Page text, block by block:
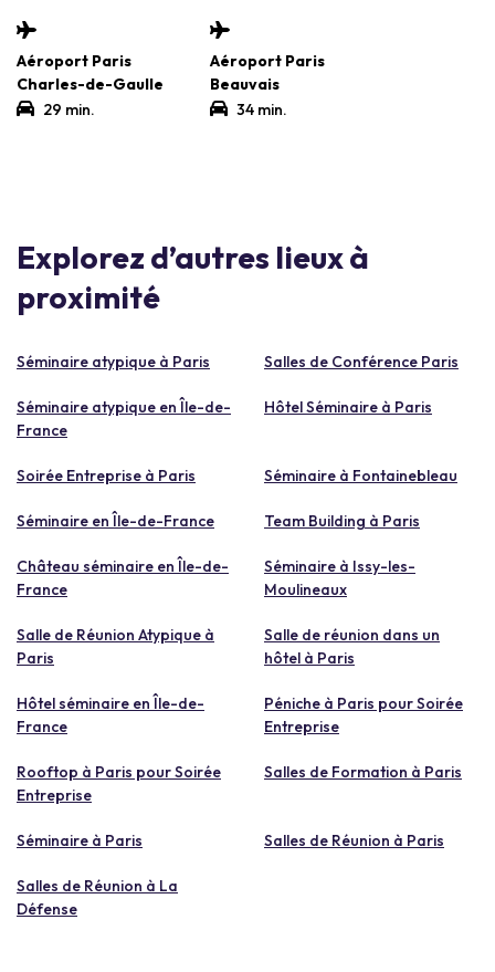
Aéroport Paris
Charles-de-Gaulle
29 min.
Aéroport Paris
Beauvais
34 min.
Explorez d’autres lieux à
proximité
Séminaire atypique à Paris Salles de Conférence Paris
Séminaire atypique en Île-de-
France
Hôtel Séminaire à Paris
Soirée Entreprise à Paris Séminaire à Fontainebleau
Séminaire en Île-de-France Team Building à Paris
Château séminaire en Île-de-
France
Séminaire à Issy-les-
Moulineaux
Salle de Réunion Atypique à
Paris
Salle de réunion dans un
hôtel à Paris
Hôtel séminaire en Île-de-
France
Péniche à Paris pour Soirée
Entreprise
Rooftop à Paris pour Soirée
Entreprise
Salles de Formation à Paris
Séminaire à Paris Salles de Réunion à Paris
Salles de Réunion à La
Défense